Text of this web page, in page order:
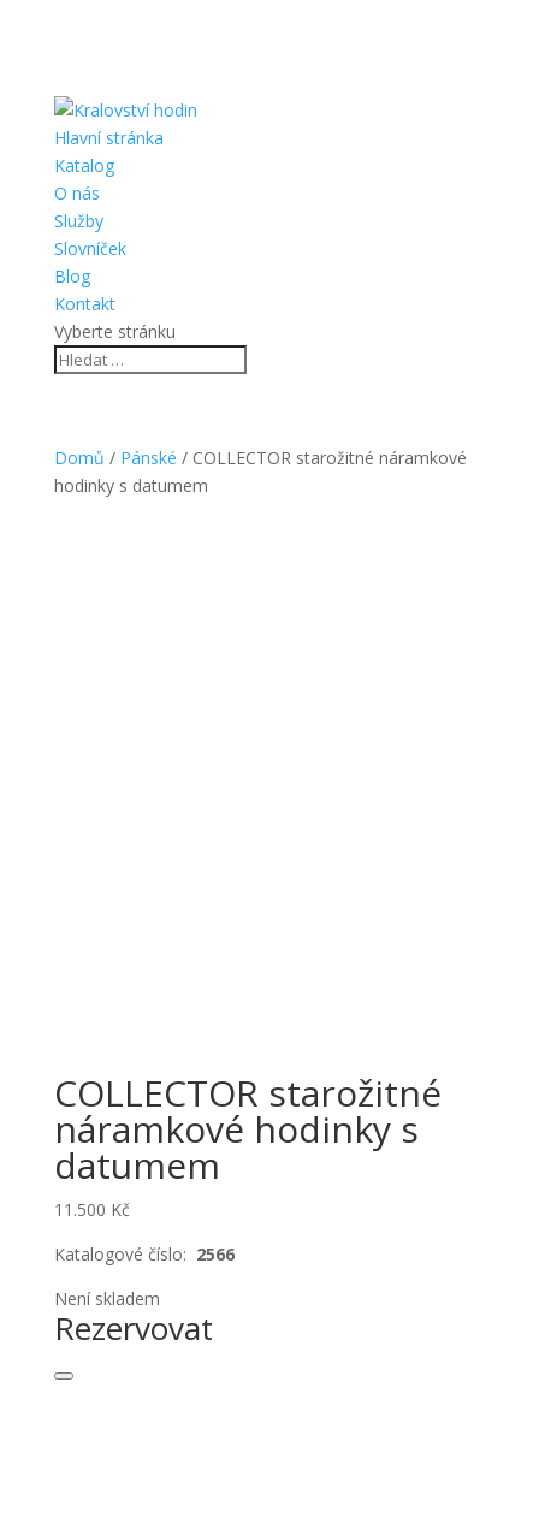
Hlavní stránka
Katalog
O nás
Služby
Slovníček
Blog
Kontakt
Vyberte stránku
Domů / Pánské / COLLECTOR starožitné náramkové
hodinky s datumem
COLLECTOR starožitné
náramkové hodinky s
datumem
11.500 Kč
Katalogové číslo: 2566
Není skladem
Rezervovat